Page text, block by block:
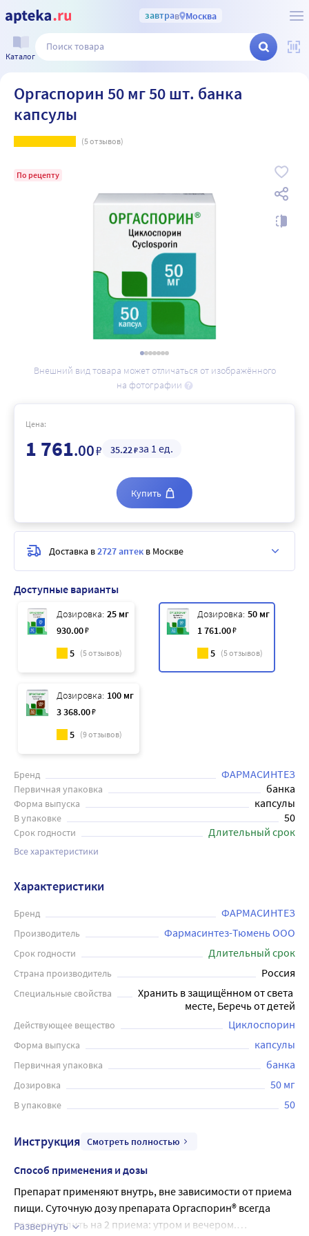
завтрав Москва
Каталог
Оргаспорин 50 мг 50 шт. банка
капсулы
(5отзывов)
По рецепту
Внешний вид товара может отличаться от изображённого
на фотографии
Доступные варианты
Дозировка: 25 мг
930.00₽
5 (5отзывов)
Дозировка: 50 мг
1 761.00₽
5 (5отзывов)
Дозировка: 100 мг
3 368.00₽
5 (9отзывов)
Бренд ФАРМАСИНТЕЗ
Первичная упаковка банка
Форма выпуска капсулы
В упаковке 50
Срок годности Длительный срок
Все характеристики
Цена:
1 761.00₽ 35.22₽за 1 ед.
Купить
Доставка в2727 аптек в Москве
Характеристики
Бренд ФАРМАСИНТЕЗ
Производитель Фармасинтез-Тюмень ООО
Срок годности Длительный срок
Страна производитель Россия
Специальные свойства
Хранить в защищённом от света
месте, Беречь от детей
Действующее вещество Циклоспорин
Форма выпуска капсулы
Первичная упаковка банка
Дозировка 50 мг
В упаковке 50
Инструкция Смотреть полностью
Способ применения и дозы
Препарат применяют внутрь, вне зависимости от приема
пищи. Суточную дозу препарата Оргаспорин® всегда
следует делить на 2 приема: утром и вечером.
Развернуть